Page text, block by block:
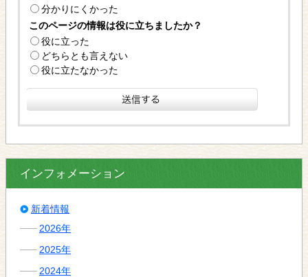
分かりにくかった
このページの情報は役に立ちましたか？
役に立った
どちらとも言えない
役に立たなかった
インフォメーション
新着情報
2026年
2025年
2024年